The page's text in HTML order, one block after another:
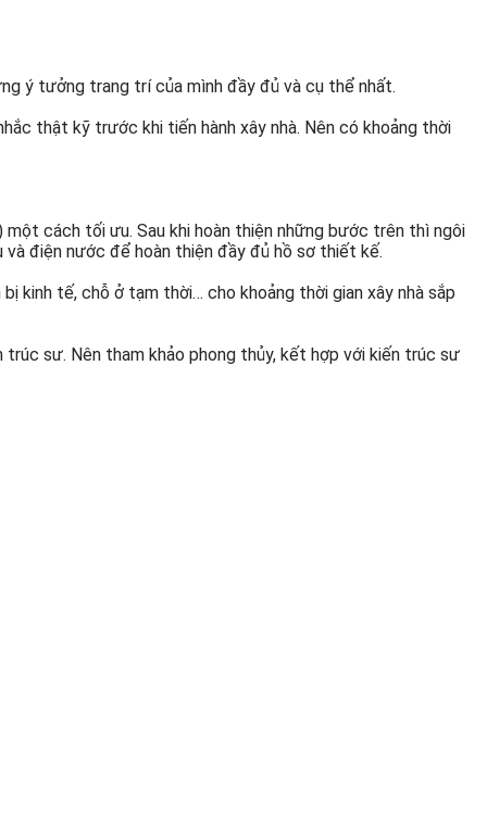
ý tưởng trang trí của mình đầy đủ và cụ thể nhất.
thật kỹ trước khi tiến hành xây nhà. Nên có khoảng thời
cách tối ưu. Sau khi hoàn thiện những bước trên thì ngôi
điện nước để hoàn thiện đầy đủ hồ sơ thiết kế.
kinh tế, chỗ ở tạm thời… cho khoảng thời gian xây nhà sắp
sư. Nên tham khảo phong thủy, kết hợp với kiến trúc sư